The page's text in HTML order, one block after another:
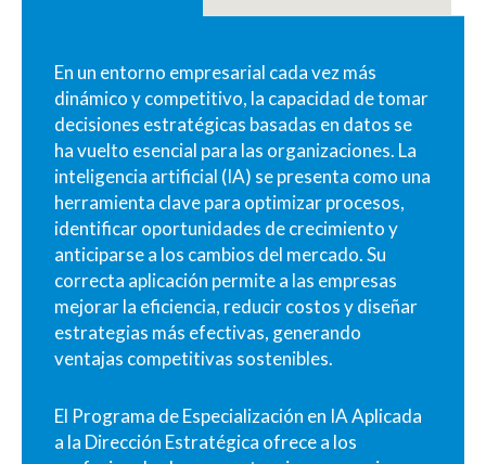
En un entorno empresarial cada vez más
dinámico y competitivo, la capacidad de tomar
decisiones estratégicas basadas en datos se
ha vuelto esencial para las organizaciones. La
inteligencia artificial (IA) se presenta como una
herramienta clave para optimizar procesos,
identificar oportunidades de crecimiento y
anticiparse a los cambios del mercado. Su
correcta aplicación permite a las empresas
mejorar la eficiencia, reducir costos y diseñar
estrategias más efectivas, generando
ventajas competitivas sostenibles.
El Programa de Especialización en IA Aplicada
a la Dirección Estratégica ofrece a los